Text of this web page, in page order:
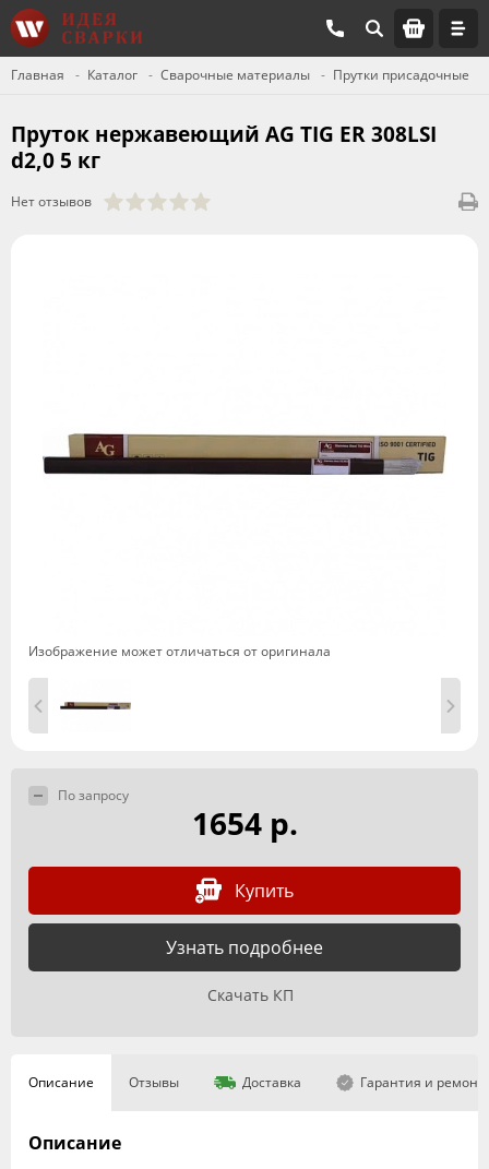
Главная Каталог Сварочные материалы Прутки присадочные
Пруток нержавеющий AG TIG ER 308LSI
d2,0 5 кг
Нет отзывов
Изображение может отличаться от оригинала
По запросу
1654 р.
Купить
Узнать подробнее
Скачать КП
Описание Отзывы Доставка Гарантия и ремонт
Описание